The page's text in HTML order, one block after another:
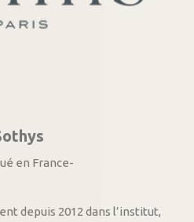
en France-
depuis 2012 dans l’institut,